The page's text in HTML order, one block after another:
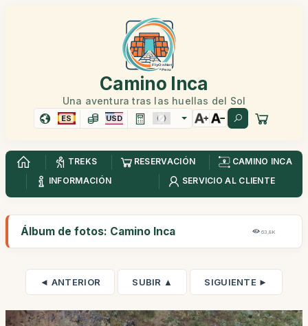
Camino Inca
Una aventura tras las huellas del Sol
ES USD
TREKS RESERVACIÓN
CAMINO INCA
INFORMACIÓN
SERVICIO AL CLIENTE
Álbum de fotos: Camino Inca 63,8K
◄ ANTERIOR SUBIR ▲ SIGUIENTE ►